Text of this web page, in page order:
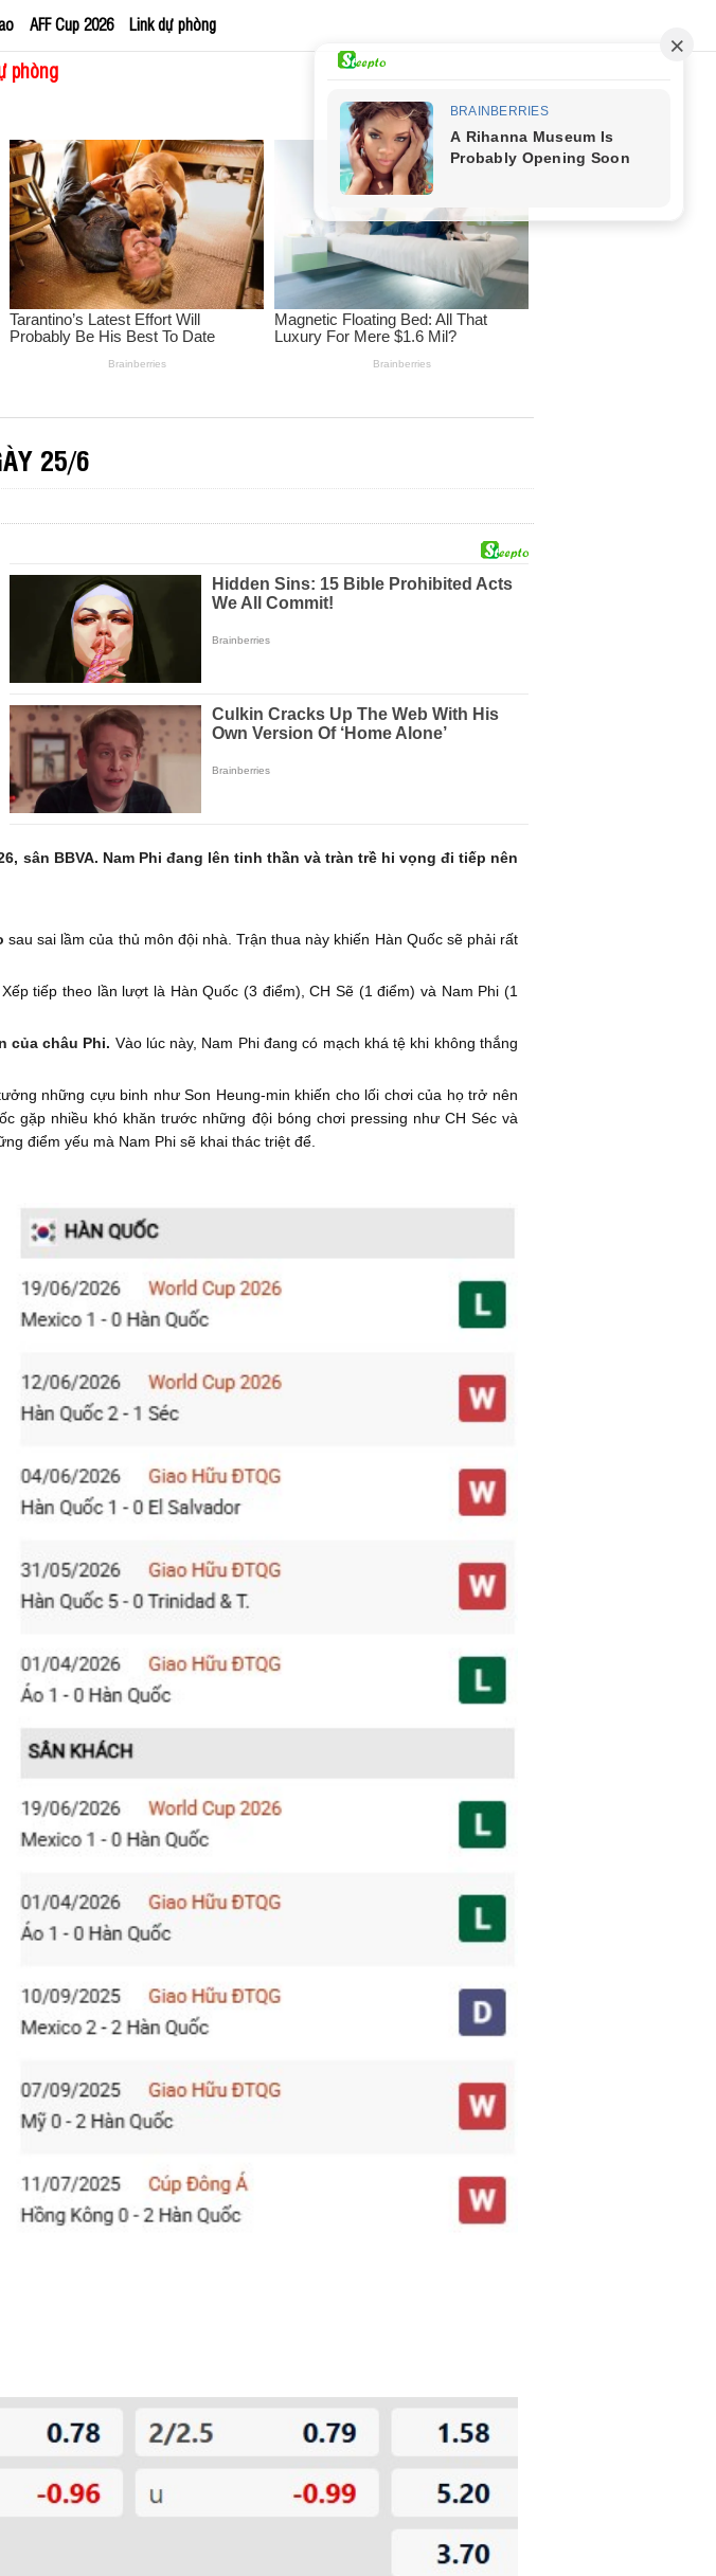
AFF Cup 2026 Link dự phòng
phòng
25/6
sân BBVA. Nam Phi đang lên tinh thần và tràn trề hi vọng đi tiếp nên
sau sai lầm của thủ môn đội nhà. Trận thua này khiến Hàn Quốc sẽ phải rất
tiếp theo lần lượt là Hàn Quốc (3 điểm), CH Sẽ (1 điểm) và Nam Phi (1
của châu Phi. Vào lúc này, Nam Phi đang có mạch khá tệ khi không thắng
những cựu binh như Son Heung-min khiến cho lối chơi của họ trở nên
gặp nhiều khó khăn trước những đội bóng chơi pressing như CH Séc và
điểm yếu mà Nam Phi sẽ khai thác triệt để.